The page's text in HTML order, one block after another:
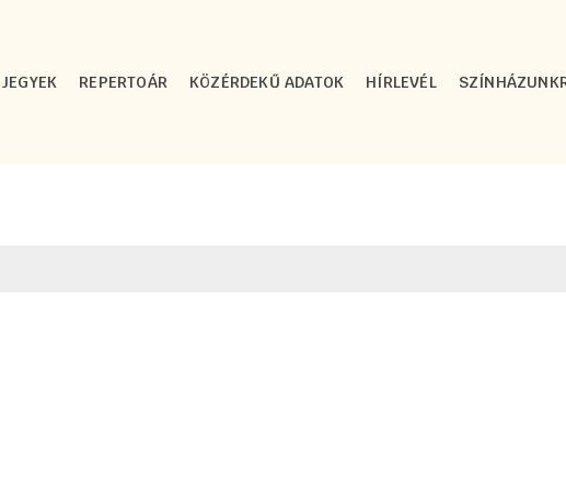
JEGYEK REPERTOÁR KÖZÉRDEKŰ ADATOK HÍRLEVÉL